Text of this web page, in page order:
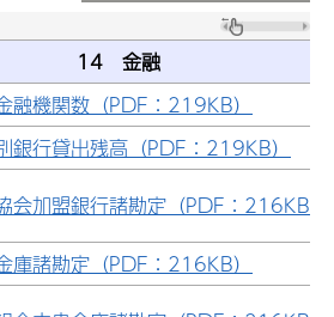
14 金融
融機関数（PDF：219KB）
銀行貸出残高（PDF：219KB）
会加盟銀行諸勘定（PDF：216KB）
庫諸勘定（PDF：216KB）